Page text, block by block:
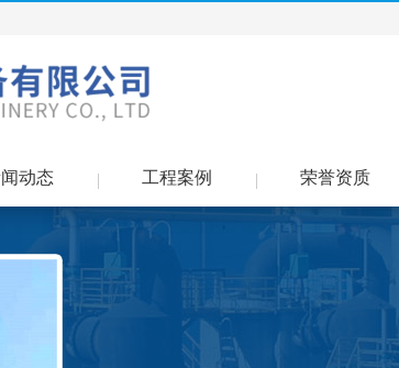
动态 工程案例 荣誉资质